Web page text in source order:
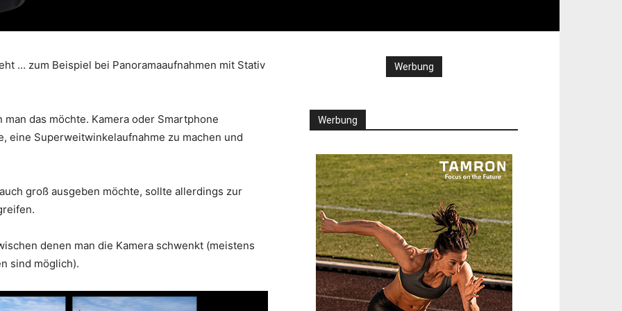
… zum Beispiel bei Panoramaaufnahmen mit Stativ
das möchte. Kamera oder Smartphone
eine Superweitwinkelaufnahme zu machen und
groß ausgeben möchte, sollte allerdings zur
denen man die Kamera schwenkt (meistens
sind möglich).
Werbung
Werbung